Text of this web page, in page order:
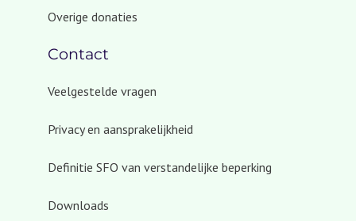
Overige donaties
Contact
Veelgestelde vragen
Privacy en aansprakelijkheid
Definitie SFO van verstandelijke beperking
Downloads